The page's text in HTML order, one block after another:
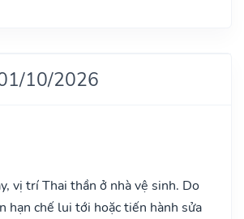
10/2026
vị trí Thai thần ở nhà vệ sinh. Do
hạn chế lui tới hoặc tiến hành sửa